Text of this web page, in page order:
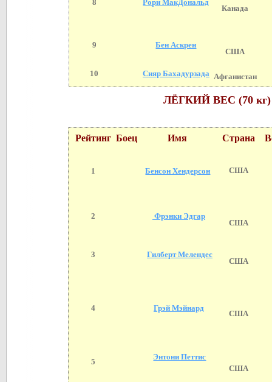
8 Рори МакДональд
Канада
9 Бен Аскрен
США
10 Сияр Бахадурзада Афганистан
ЛЁГКИЙ ВЕС (70 кг)
Рейтинг Боец Имя Страна
1 Бенсон Хендерсон США
2 Фрэнки Эдгар
США
3 Гилберт Мелендес
США
4 Грэй Мэйнард
США
5
Энтони Петтис
США